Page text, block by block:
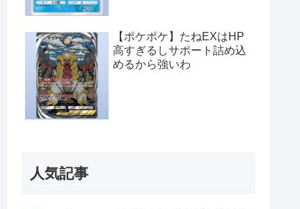
【ポケポケ】たねEXはHP
高すぎるしサポート詰め込
めるから強いわ
人気記事